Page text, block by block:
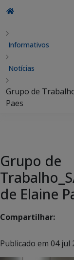
Informativos
Notícias
Grupo de
Paes
Grupo de
de Elaine
Compartilhar:
Publicado em 04 jul